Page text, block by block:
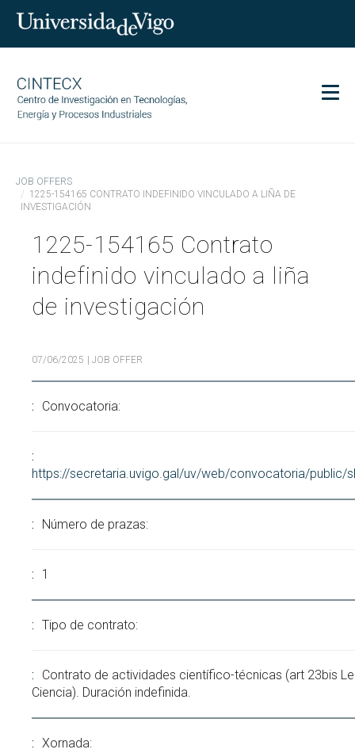
Research
Transfer
Services
Science and society
Communication
Search
Search
for:
JOB OFFERS
1225-154165 CONTRATO INDEFINIDO VINCULADO A LIÑA DE
INVESTIGACIÓN
1225-154165 Contrato
indefinido vinculado a liña
de investigación
07/06/2025 | JOB OFFER
Convocatoria:
https://secretaria.uvigo.gal/uv/web/convocatoria/public/
Número de prazas:
1
Tipo de contrato:
Contrato de actividades científico-técnicas (art 23bis
Ciencia). Duración indefinida.
Xornada: